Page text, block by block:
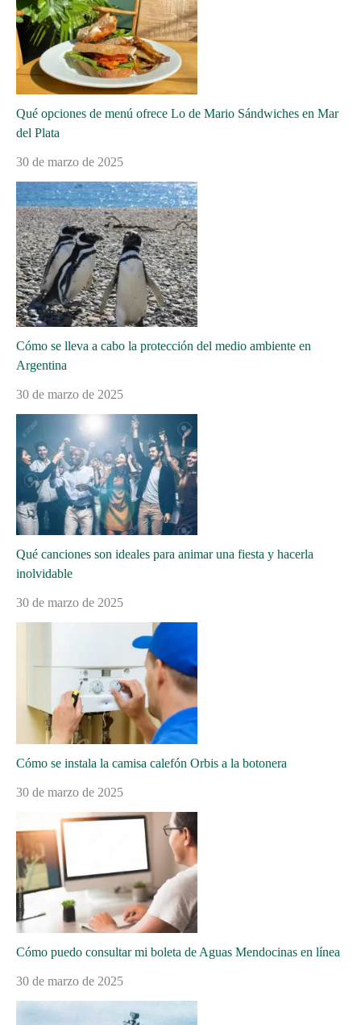
Qué opciones de menú ofrece Lo de Mario Sándwiches en Mar
del Plata
30 de marzo de 2025
Cómo se lleva a cabo la protección del medio ambiente en
Argentina
30 de marzo de 2025
Qué canciones son ideales para animar una fiesta y hacerla
inolvidable
30 de marzo de 2025
Cómo se instala la camisa calefón Orbis a la botonera
30 de marzo de 2025
Cómo puedo consultar mi boleta de Aguas Mendocinas en línea
30 de marzo de 2025